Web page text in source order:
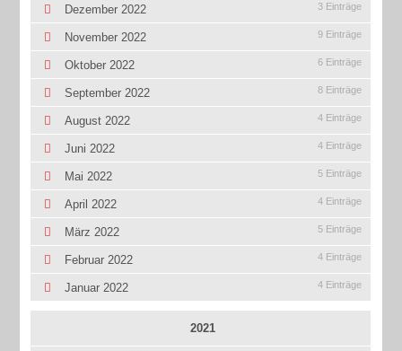
Dezember 2022 3 Einträge
November 2022 9 Einträge
Oktober 2022 6 Einträge
September 2022 8 Einträge
August 2022 4 Einträge
Juni 2022 4 Einträge
Mai 2022 5 Einträge
April 2022 4 Einträge
März 2022 5 Einträge
Februar 2022 4 Einträge
Januar 2022 4 Einträge
2021